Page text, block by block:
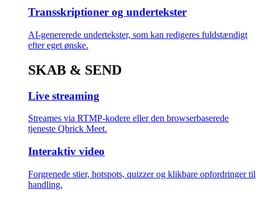
Transskriptioner og undertekster
AI-genererede undertekster, som kan redigeres fuldstændigt
efter eget ønske.
SKAB & SEND
Live streaming
Streames via RTMP-kodere eller den browserbaserede
tjeneste Qbrick Meet.
Interaktiv video
Forgrenede stier, hotspots, quizzer og klikbare opfordringer til
handling.